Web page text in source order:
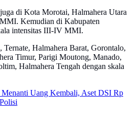
di Kota Morotai, Halmahera Utara
Kemudian di Kabupaten
intensitas III-IV MMI.
Ternate, Halmahera Barat, Gorontalo,
Timur, Parigi Moutong, Manado,
Halmahera Tengah dengan skala
Uang Kembali, Aset DSI Rp